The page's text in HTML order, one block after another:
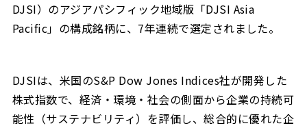
DJSI）のアジアパシフィック地域版「DJSI Asia
Pacific」の構成銘柄に、7年連続で選定されました。
DJSIは、米国のS&P Dow Jones Indices社が開発した
株式指数で、経済・環境・社会の側面から企業の持続可
能性（サステナビリティ）を評価し、総合的に優れた企